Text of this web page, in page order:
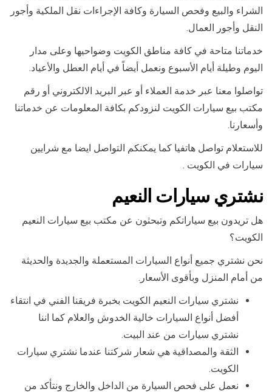
الشراء والبيع وفحص السيارة وكافة الإجراءات نقل الملكية وأجور
النقل وأجور العمال.
خدماتنا متاحة في كافة مناطق الكويت وضواحيها وعلى مدار
اليوم وطيلة أيام الأسبوع ونعمل أيضاً في أيام العطل والأعياد.
تواصلوا معنا عبر خدمة العملاء أو عبر البريد الالكتروني أو رقم
مكتب بيع سيارات الكويت لنزودكم بكافة المعلومات عن خدماتنا
وأسعارنا.
للاستعلام تواصل هاتفيا كما يمكنكم التواصل ايضا مع شرايين
سيارات في الكويت .
نشتري سيارات النعيم
هل تريدون بيع سياراتكم وتبحثون عن مكتب بيع سيارات النعيم
الكويت؟
نحن نشتري جميع أنواع السيارات المستعملة والجديدة والحديثة
من أمام المنزل وبأقوى الأسعار.
نشتري سيارات النعيم الكويت بخبرة فريقنا الفني في انتقاء
أفضل أنواع السيارات خالية الخدوش والعلام كما اننا
نشتري سيارات من عند البيت.
الثقة والمصداقية هي شعار شركتنا عندما نشتري سيارات
الكويت.
نعمل على فحص السيارة من الداخل والخارج ونتأكد من